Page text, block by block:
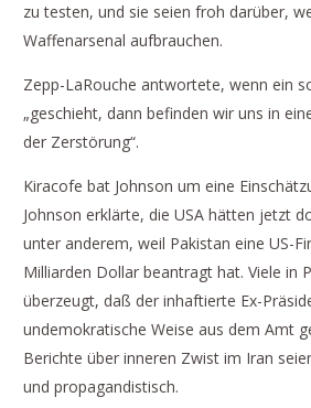
zu testen, und sie seien froh darüber,
Waffenarsenal aufbrauchen.
Zepp-LaRouche antwortete, wenn ein
„geschieht, dann befinden wir uns in
der Zerstörung“.
Kiracofe bat Johnson um eine
Johnson erklärte, die USA hätten jetzt
unter anderem, weil Pakistan eine US-
Milliarden Dollar beantragt hat. Viele in
überzeugt, daß der inhaftierte Ex-
undemokratische Weise aus dem Amt
Berichte über inneren Zwist im Iran
und propagandistisch.